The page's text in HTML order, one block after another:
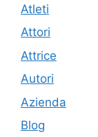
Atleti
Attori
Attrice
Autori
Azienda
Blog